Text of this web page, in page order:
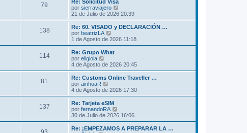
s
a
j
e
o
m
e
s
a
j
e
l
t
m
o
m
e
s
a
j
e
79
Re: Solicitud Visa
por sierraviajero
e
r
ú
t
m
e
s
j
e
21 de Julio de 2026 20:39
138
Re: 60. VISADO y DECLARACIÓN …
por beatrizLA
e
r
ú
t
m
o
m
e
s
a
j
e
1 de Agosto de 2026 11:18
114
Re: Grupo What
por eligioia
e
r
ú
l
t
m
o
m
e
s
4 de Agosto de 2026 20:45
81
Re: Customs Online Traveller …
por ainhoaR
e
r
ú
l
t
m
4 de Agosto de 2026 17:30
137
Re: Tarjeta eSIM
por fernandoRA
e
r
ú
30 de Julio de 2026 16:06
Re: ¡EMPEZAMOS A PREPARAR LA …